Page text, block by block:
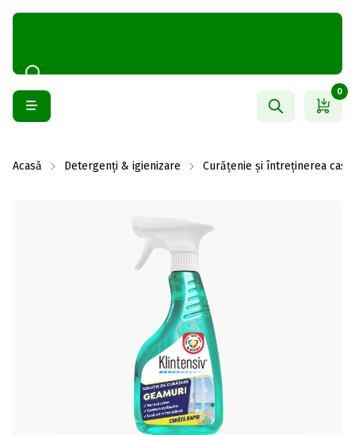
0
Acasă Detergenți & igienizare Curățenie și întreținerea casei